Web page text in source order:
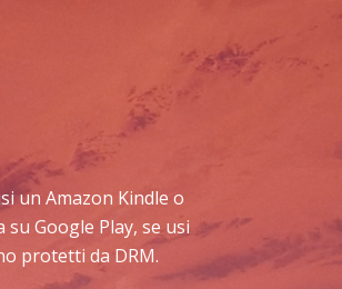
un Amazon Kindle o
Google Play, se usi
protetti da DRM.